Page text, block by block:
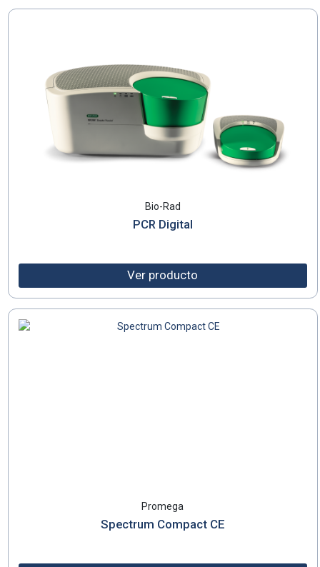
Bio-Rad
PCR Digital
Ver producto
Promega
Spectrum Compact CE